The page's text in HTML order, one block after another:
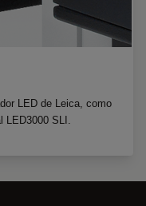
LED de Leica, como
SLI.